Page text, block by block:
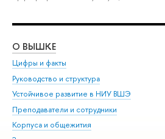
О ВЫШКЕ
Цифры и факты
Руководство и структура
Устойчивое развитие в НИУ ВШЭ
Преподаватели и сотрудники
Корпуса и общежития